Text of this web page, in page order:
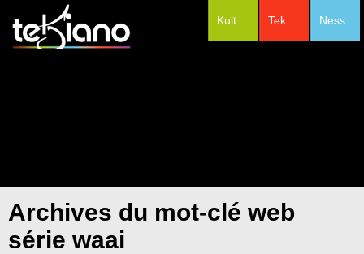
Ness
Tek
Kult
Archives du mot-clé web
série waai